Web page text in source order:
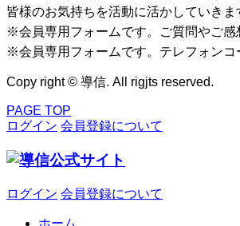
皆様のお気持ちを活動に活かしていきま
※会員専用フォームです。ご質問やご感
※会員専用フォームです。テレフォン
Copy right © 導信. All rigjts reserved.
PAGE TOP
ログイン 会員登録について
ログイン 会員登録について
ホーム